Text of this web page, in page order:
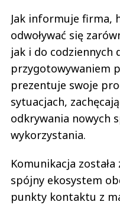
Jak informuje firma,
odwoływać się
jak i do codziennych
przygotowywaniem
prezentuje swoje
sytuacjach,
odkrywania nowych
wykorzystania.
Komunikacja
spójny ekosystem
punkty kontaktu z